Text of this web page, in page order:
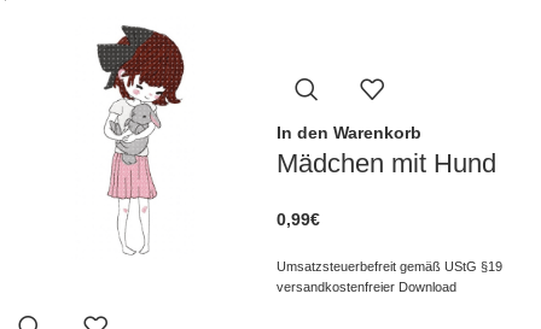
In den Warenkorb
Mädchen mit Hund
0,99€
Umsatzsteuerbefreit gemäß UStG §19
versandkostenfreier Download